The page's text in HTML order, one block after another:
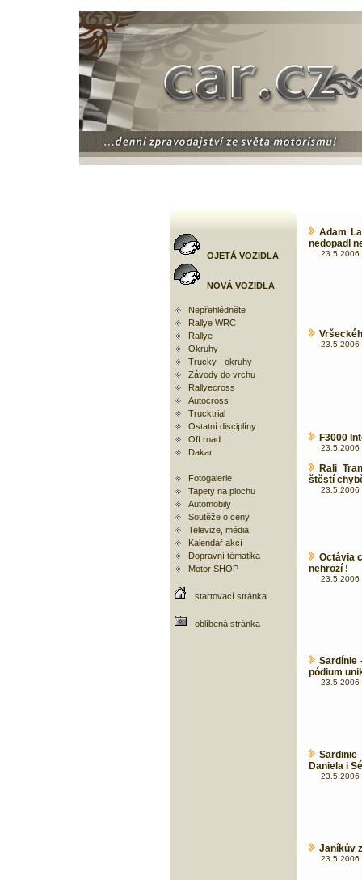
OJETÁ VOZIDLA
NOVÁ VOZIDLA
Nepřehlédněte
Rallye WRC
Rallye
Okruhy
Trucky - okruhy
Závody do vrchu
Rallyecross
Autocross
Trucktrial
Ostatní disciplíny
Off road
Dakar
Fotogalerie
Tapety na plochu
Automobily
Soutěže o ceny
Televize, média
Kalendář akcí
Dopravní tématika
Motor SHOP
startovací stránka
oblíbená stránka
Adam
nedopadl
23.5.2006
23.5.2006
F3000
23.5.2006
Rali
štěstí
23.5.2006
Octávia
nehrozí !
23.5.2006
Sardínie
pódium
23.5.2006
Daniela i
23.5.2006
Janíkův
23.5.2006